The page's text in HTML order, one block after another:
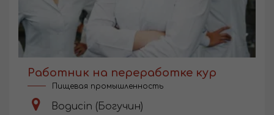
Работник на переработке кур
Пищевая промышленность
Bogucin (Богучин)